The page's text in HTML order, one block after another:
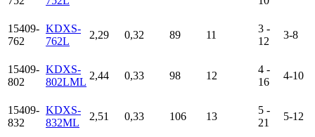
15409-
762
KDXS-
762L
2,29 0,32 89 11
3 -
12
3-8
15409-
802
KDXS-
802LML
2,44 0,33 98 12
4 -
16
4-10
15409-
832
KDXS-
832ML
2,51 0,33 106 13
5 -
21
5-12